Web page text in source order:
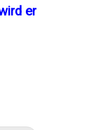
er